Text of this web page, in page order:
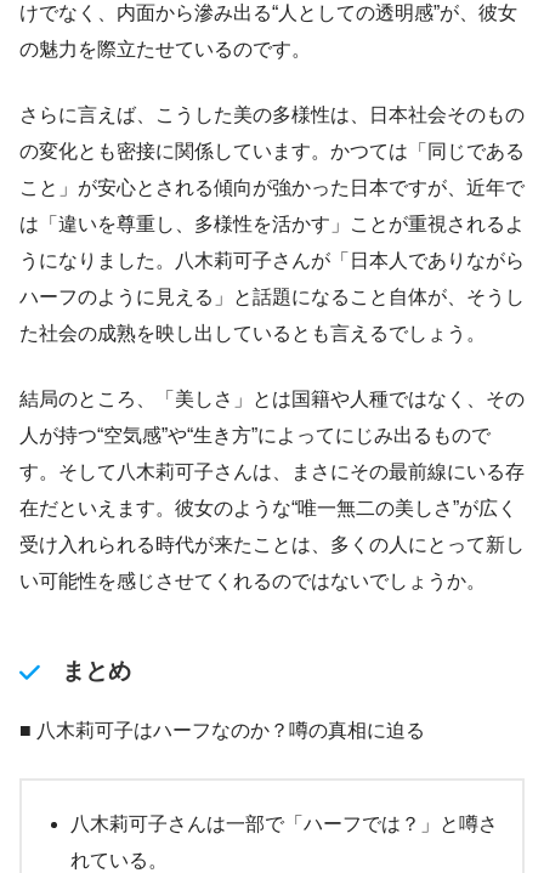
けでなく、内面から滲み出る“人としての透明感”が、彼女
の魅力を際立たせているのです。
さらに言えば、こうした美の多様性は、日本社会そのもの
の変化とも密接に関係しています。かつては「同じである
こと」が安心とされる傾向が強かった日本ですが、近年で
は「違いを尊重し、多様性を活かす」ことが重視されるよ
うになりました。八木莉可子さんが「日本人でありながら
ハーフのように見える」と話題になること自体が、そうし
た社会の成熟を映し出しているとも言えるでしょう。
結局のところ、「美しさ」とは国籍や人種ではなく、その
人が持つ“空気感”や“生き方”によってにじみ出るもので
す。そして八木莉可子さんは、まさにその最前線にいる存
在だといえます。彼女のような“唯一無二の美しさ”が広く
受け入れられる時代が来たことは、多くの人にとって新し
い可能性を感じさせてくれるのではないでしょうか。
まとめ
■ 八木莉可子はハーフなのか？噂の真相に迫る
八木莉可子さんは一部で「ハーフでは？」と噂さ
れている。